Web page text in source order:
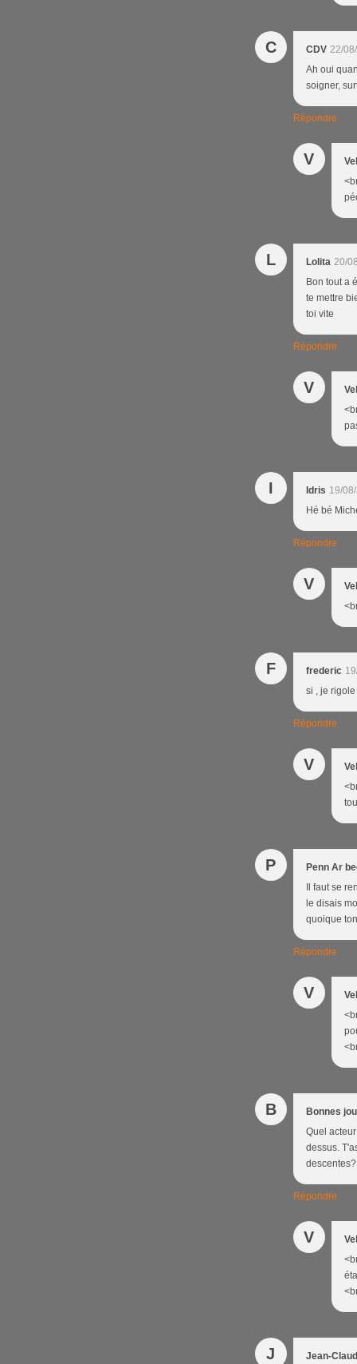
C CDV 22/
Ah oui
soigner,
Répondre
V
L Lolita 20/
Bon tout a
te mettre
toi vite
Répondre
V
I Idris 19/
Hé bé
Répondre
V
F frederic
si , je
Répondre
V
P
Penn Ar
Il faut se
le disais
quoique
Répondre
V
B
Bonnes
Quel
dessus.
descentes?
Répondre
V
J
Jean-